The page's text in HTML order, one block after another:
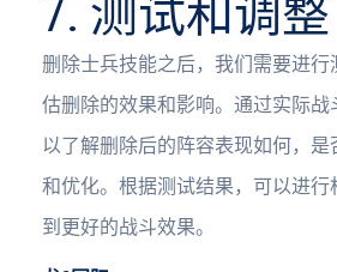
7. 测试和调整
删除士兵技能之后，我们需要进行
估删除的效果和影响。通过实际战
以了解删除后的阵容表现如何，
和优化。根据测试结果，可以进行
到更好的战斗效果。